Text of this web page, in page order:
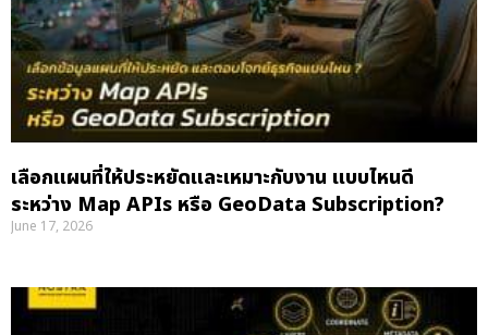
เลือกแผนที่ให้ประหยัดและเหมาะกับงาน แบบไหนดี
ระหว่าง Map APIs หรือ GeoData Subscription?
June 17, 2026